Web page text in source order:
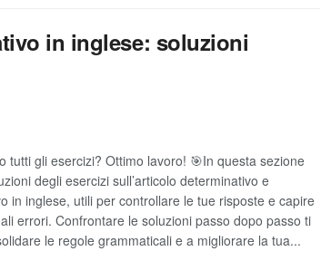
in inglese: soluzioni
tutti gli esercizi? Ottimo lavoro! 🎯In questa sezione
degli esercizi sull’articolo determinativo e
in inglese, utili per controllare le tue risposte e capire
errori. Confrontare le soluzioni passo dopo passo ti
le regole grammaticali e a migliorare la tua...